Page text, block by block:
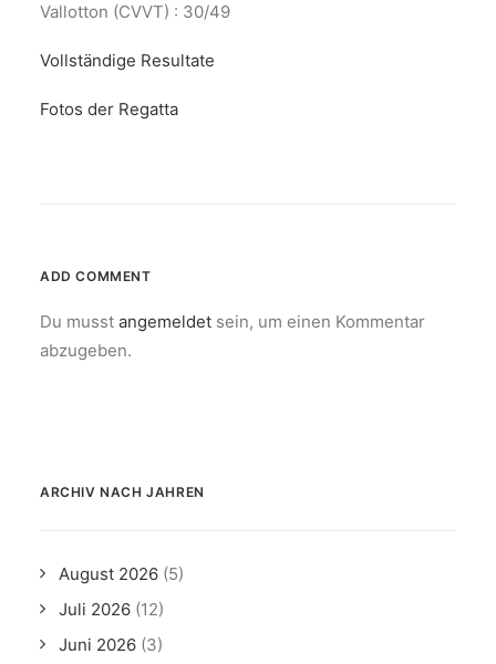
Vallotton (CVVT) : 30/49
Vollständige Resultate
Fotos der Regatta
ADD COMMENT
Du musst angemeldet sein, um einen Kommentar
abzugeben.
ARCHIV NACH JAHREN
August 2026 (5)
Juli 2026 (12)
Juni 2026 (3)